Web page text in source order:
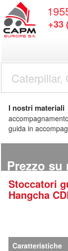
+33
I nostri materiali
accompagnamento
guida in
Prezzo
Stoccatori
Hangcha
Caratteristiche